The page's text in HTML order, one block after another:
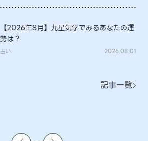
【2026年8月】九星気学でみるあなたの運
勢は？
占い 2026.08.01
記事一覧